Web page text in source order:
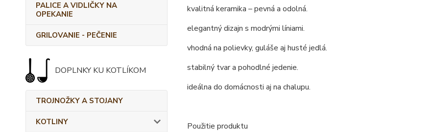
PALICE A VIDLIČKY NA
OPEKANIE
GRILOVANIE - PEČENIE
DOPLNKY KU KOTLÍKOM
TROJNOŽKY A STOJANY
KOTLINY
kvalitná keramika – pevná a odolná.
elegantný dizajn s modrými líniami.
vhodná na polievky, guláše aj husté jedlá.
stabilný tvar a pohodlné jedenie.
ideálna do domácnosti aj na chalupu.
Použitie produktu